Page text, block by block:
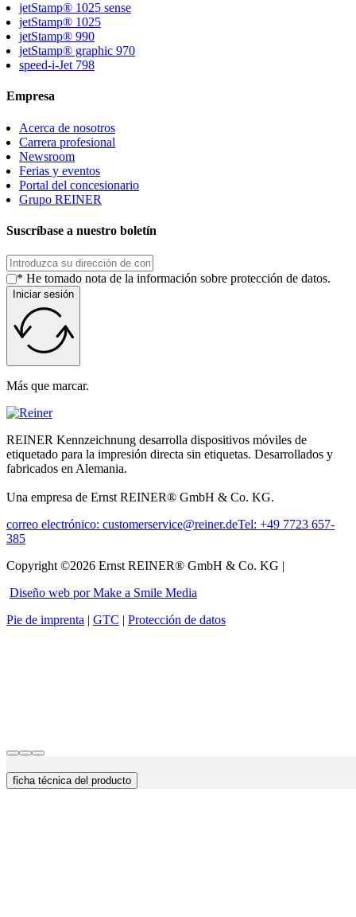
jetStamp® 1025 sense
jetStamp® 1025
jetStamp® 990
jetStamp® graphic 970
speed-i-Jet 798
Empresa
Acerca de nosotros
Carrera profesional
Newsroom
Ferias y eventos
Portal del concesionario
Grupo REINER
Suscríbase a nuestro boletín
* He tomado nota de la información sobre protección de datos.
Iniciar sesión
Más que marcar.
REINER Kennzeichnung desarrolla dispositivos móviles de
etiquetado para la impresión directa sin etiquetas. Desarrollados y
fabricados en Alemania.
Una empresa de Ernst REINER® GmbH & Co. KG.
correo electrónico: customerservice@reiner.deTel: +49 7723 657-
385
Copyright ©2026 Ernst REINER® GmbH & Co. KG |
Diseño web por Make a Smile Media
Pie de imprenta | GTC | Protección de datos
ficha técnica del producto